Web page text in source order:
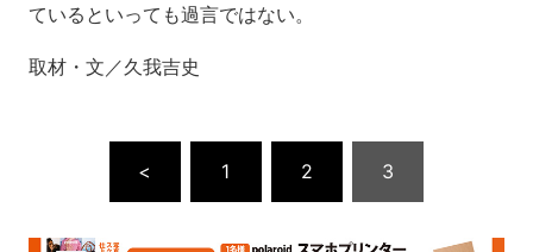
ているといっても過言ではない。
取材・文／久我吉史
< 1 2 3